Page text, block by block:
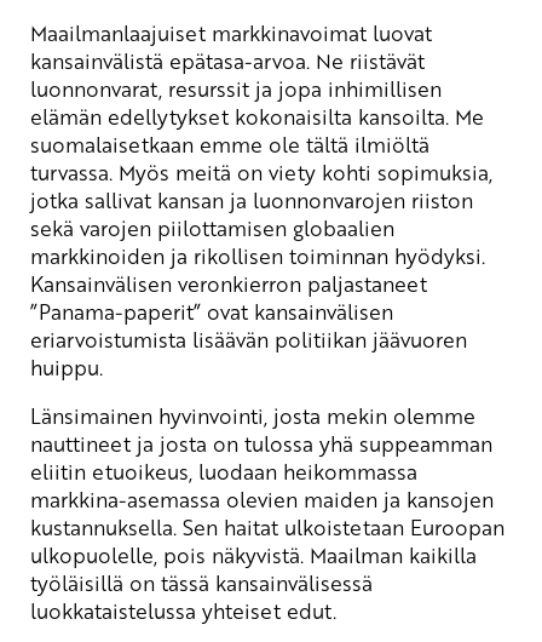
Maailmanlaajuiset markkinavoimat luovat
kansainvälistä epätasa-arvoa. Ne riistävät
luonnonvarat, resurssit ja jopa inhimillisen
elämän edellytykset kokonaisilta kansoilta. Me
suomalaisetkaan emme ole tältä ilmiöltä
turvassa. Myös meitä on viety kohti sopimuksia,
jotka sallivat kansan ja luonnonvarojen riiston
sekä varojen piilottamisen globaalien
markkinoiden ja rikollisen toiminnan hyödyksi.
Kansainvälisen veronkierron paljastaneet
”Panama-paperit” ovat kansainvälisen
eriarvoistumista lisäävän politiikan jäävuoren
huippu.
Länsimainen hyvinvointi, josta mekin olemme
nauttineet ja josta on tulossa yhä suppeamman
eliitin etuoikeus, luodaan heikommassa
markkina-asemassa olevien maiden ja kansojen
kustannuksella. Sen haitat ulkoistetaan Euroopan
ulkopuolelle, pois näkyvistä. Maailman kaikilla
työläisillä on tässä kansainvälisessä
luokkataistelussa yhteiset edut.